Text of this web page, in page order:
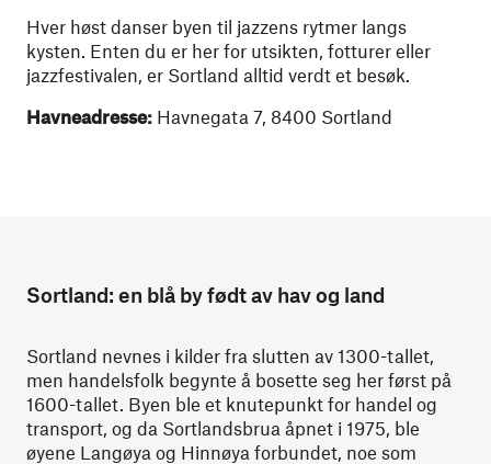
Hver høst danser byen til jazzens rytmer langs
kysten. Enten du er her for utsikten, fotturer eller
jazzfestivalen, er Sortland alltid verdt et besøk.
Havneadresse: Havnegata 7, 8400 Sortland
Sortland: en blå by født av hav og land
Sortland nevnes i kilder fra slutten av 1300-tallet,
men handelsfolk begynte å bosette seg her først på
1600-tallet. Byen ble et knutepunkt for handel og
transport, og da Sortlandsbrua åpnet i 1975, ble
øyene Langøya og Hinnøya forbundet, noe som